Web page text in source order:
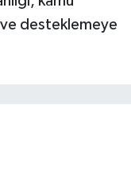
ve desteklemeye